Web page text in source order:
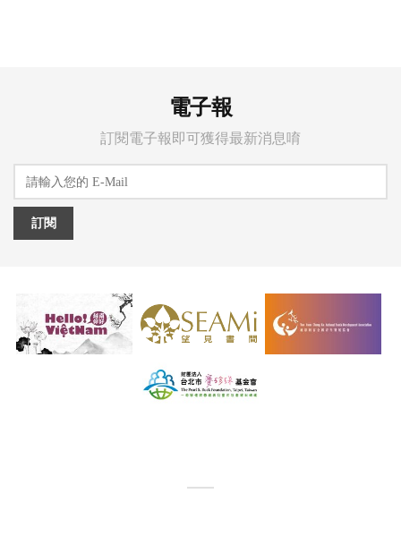
電子報
訂閱電子報即可獲得最新消息唷
訂閱